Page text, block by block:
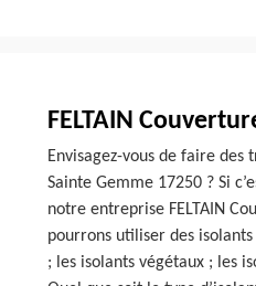
FELTAIN
Envisagez-vous de faire des
Sainte Gemme 17250 ? Si
notre entreprise FELTAIN
pourrons utiliser des
; les isolants végétaux ; les